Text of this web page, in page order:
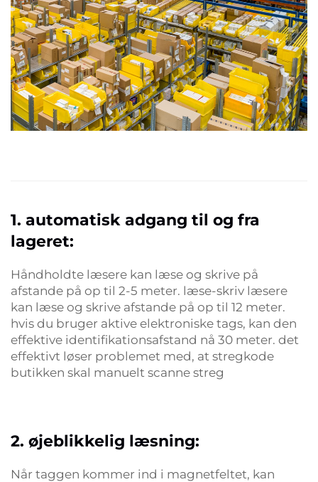
1. automatisk adgang til og fra
lageret:
Håndholdte læsere kan læse og skrive på
afstande på op til 2-5 meter. læse-skriv læsere
kan læse og skrive afstande på op til 12 meter.
hvis du bruger aktive elektroniske tags, kan den
effektive identifikationsafstand nå 30 meter. det
effektivt løser problemet med, at stregkode
butikken skal manuelt scanne streg
2. øjeblikkelig læsning:
Når taggen kommer ind i magnetfeltet, kan